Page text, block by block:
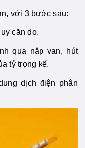
với 3 bước sau:
cần đo.
qua nắp van, hút
tỷ trọng kế.
dịch điện phân